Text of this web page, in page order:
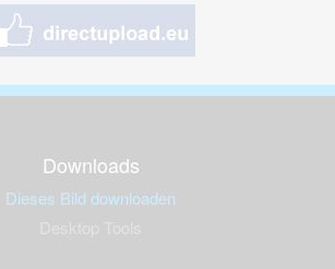
Downloads
Dieses Bild downloaden